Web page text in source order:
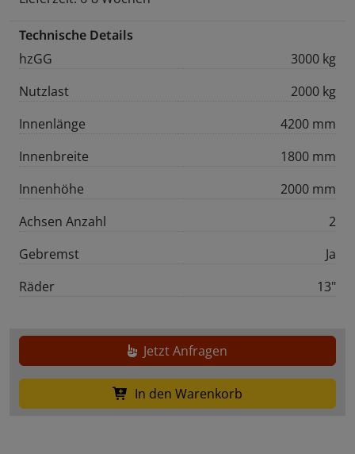
Technische Details
hzGG
3000 kg
Nutzlast
2000 kg
Innenlänge
4200 mm
Innenbreite
1800 mm
Innenhöhe
2000 mm
Achsen Anzahl
2
Gebremst
Ja
Räder
13"
Jetzt Anfragen
In den Warenkorb